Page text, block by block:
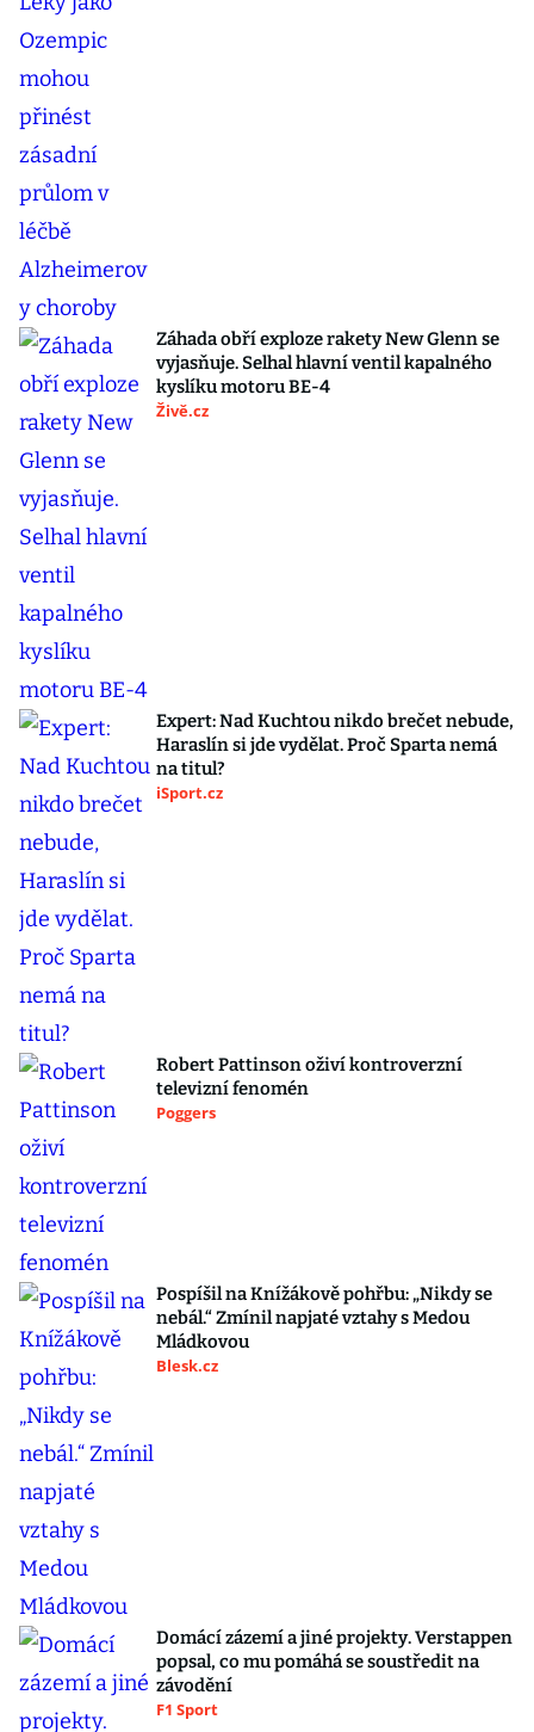
Záhada obří exploze rakety New Glenn se
vyjasňuje. Selhal hlavní ventil kapalného
kyslíku motoru BE-4
Živě.cz
Expert: Nad Kuchtou nikdo brečet nebude,
Haraslín si jde vydělat. Proč Sparta nemá
na titul?
iSport.cz
Robert Pattinson oživí kontroverzní
televizní fenomén
Poggers
Pospíšil na Knížákově pohřbu: „Nikdy se
nebál.“ Zmínil napjaté vztahy s Medou
Mládkovou
Blesk.cz
Domácí zázemí a jiné projekty. Verstappen
popsal, co mu pomáhá se soustředit na
závodění
F1 Sport